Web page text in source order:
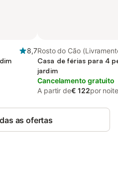
8,7Rosto do Cão
São Miguel
Casa de férias para 4
jardim
Cancelamento gratuito
A partir de€ 122por noite
as ofertas